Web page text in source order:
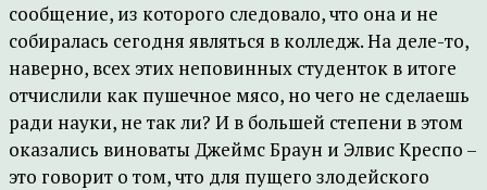
сообщение, из которого следовало, что она и не
собиралась сегодня являться в колледж. На деле-то,
наверно, всех этих неповинных студенток в итоге
отчислили как пушечное мясо, но чего не сделаешь
ради науки, не так ли? И в большей степени в этом
оказались виноваты Джеймс Браун и Элвис Креспо –
это говорит о том, что для пущего злодейского